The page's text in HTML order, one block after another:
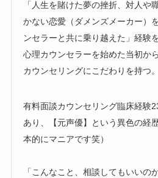
「人生を賭けた夢の挫折、対人や
かない恋愛（ダメンズメーカー）
ンセラーと共に乗り越えた」経験を
心理カウンセラーを始めた当初か
カウンセリングにこだわりを持つ。
有料面談カウンセリング臨床経験
あり、【元声優】という異色の経
本的にマニアです笑）
「こんなこと、相談してもいいの